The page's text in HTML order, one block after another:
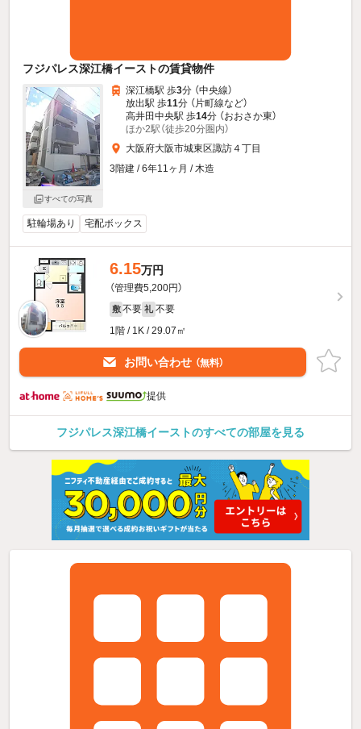
フジパレス深江橋イーストの賃貸物件
すべての写真
深江橋駅 歩3分 （中央線）
放出駅 歩11分 （片町線など）
高井田中央駅 歩14分 （おおさか東）
ほか2駅（徒歩20分圏内）
大阪府大阪市城東区諏訪４丁目
3階建 / 6年11ヶ月 / 木造
駐輪場あり 宅配ボックス
6.15万円
（管理費5,200円）
敷 不要 礼 不要
1階 / 1K / 29.07㎡
お問い合わせ （無料）
提供
フジパレス深江橋イーストのすべての部屋を見る